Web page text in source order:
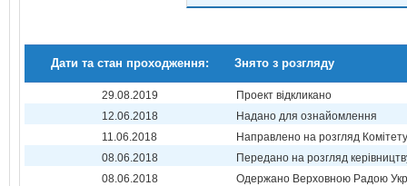
Дати та стан проходження: Знято з розгляду
29.08.2019
Проект відкликано
12.06.2018
Надано для ознайомлення
11.06.2018
Направлено на розгляд Комітету
08.06.2018
Передано на розгляд
08.06.2018
Одержано Верховною Радою